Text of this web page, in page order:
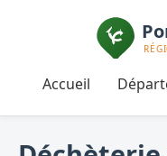
Accueil